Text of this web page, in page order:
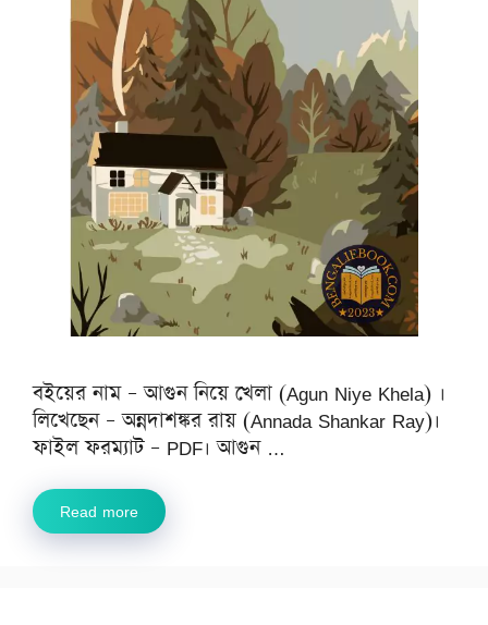
বইয়ের নাম – আগুন নিয়ে খেলা (Agun Niye Khela) ।
লিখেছেন – অন্নদাশঙ্কর রায় (Annada Shankar Ray)।
ফাইল ফরম্যাট – PDF। আগুন …
Read more